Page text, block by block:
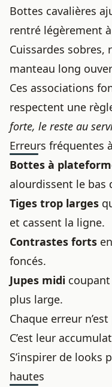
Bottes cavalières
rentré légèrement à
Cuissardes
manteau long
Ces associations
respectent une
forte, le reste au
Erreurs fréquentes
Bottes à
alourdissent le bas
Tiges trop larges
et cassent la ligne.
Contrastes forts
foncés.
Jupes midi
plus large.
Chaque erreur
C’est leur
S’inspirer de looks
hautes